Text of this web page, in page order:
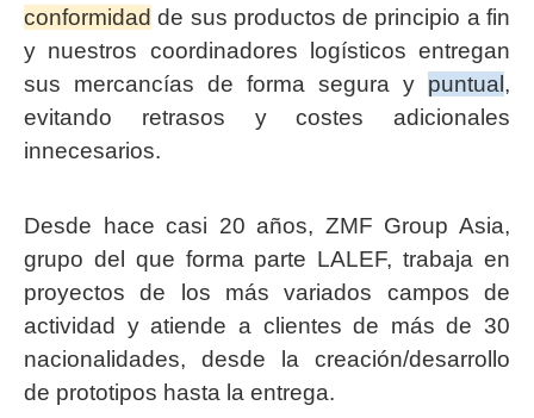
conformidad de sus productos de principio a fin
y nuestros coordinadores logísticos entregan
sus mercancías de forma segura y puntual ,
evitando retrasos y costes adicionales
innecesarios.
Desde hace casi 20 años, ZMF Group Asia,
grupo del que forma parte LALEF, trabaja en
proyectos de los más variados campos de
actividad y atiende a clientes de más de 30
nacionalidades, desde la creación/desarrollo
de prototipos hasta la entrega.